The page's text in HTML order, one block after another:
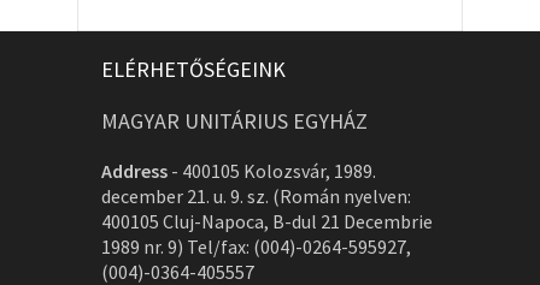
ELÉRHETŐSÉGEINK
MAGYAR UNITÁRIUS EGYHÁZ
Address - 400105 Kolozsvár, 1989.
december 21. u. 9. sz. (Román nyelven:
400105 Cluj-Napoca, B-dul 21 Decembrie
1989 nr. 9) Tel/fax: (004)-0264-595927,
(004)-0364-405557